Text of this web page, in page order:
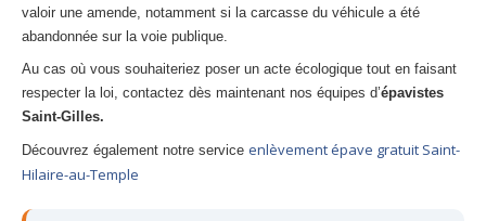
valoir une amende, notamment si la carcasse du véhicule a été
abandonnée sur la voie publique.
Au cas où vous souhaiteriez poser un acte écologique tout en faisant
respecter la loi, contactez dès maintenant nos équipes d’épavistes
Saint-Gilles.
Découvrez également notre service enlèvement épave gratuit Saint-
Hilaire-au-Temple